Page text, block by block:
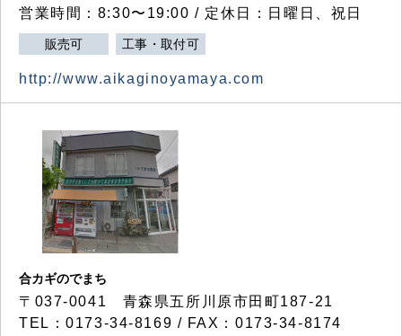
営業時間：8:30〜19:00 / 定休日：日曜日、祝日
販売可 工事・取付可
http://www.aikaginoyamaya.com
合カギのでまち
〒037-0041 青森県五所川原市田町187-21
TEL：0173-34-8169 / FAX：0173-34-8174